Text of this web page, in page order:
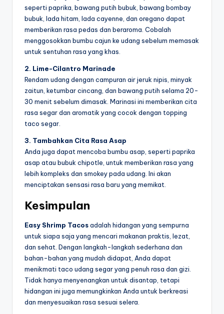
seperti paprika, bawang putih bubuk, bawang bombay
bubuk, lada hitam, lada cayenne, dan oregano dapat
memberikan rasa pedas dan beraroma. Cobalah
menggosokkan bumbu cajun ke udang sebelum memasak
untuk sentuhan rasa yang khas.
2. Lime-Cilantro Marinade
Rendam udang dengan campuran air jeruk nipis, minyak
zaitun, ketumbar cincang, dan bawang putih selama 20-
30 menit sebelum dimasak. Marinasi ini memberikan cita
rasa segar dan aromatik yang cocok dengan topping
taco segar.
3. Tambahkan Cita Rasa Asap
Anda juga dapat mencoba bumbu asap, seperti paprika
asap atau bubuk chipotle, untuk memberikan rasa yang
lebih kompleks dan smokey pada udang. Ini akan
menciptakan sensasi rasa baru yang memikat.
Kesimpulan
Easy Shrimp Tacosadalah hidangan yang sempurna
untuk siapa saja yang mencari makanan praktis, lezat,
dan sehat. Dengan langkah-langkah sederhana dan
bahan-bahan yang mudah didapat, Anda dapat
menikmati taco udang segar yang penuh rasa dan gizi.
Tidak hanya menyenangkan untuk disantap, tetapi
hidangan ini juga memungkinkan Anda untuk berkreasi
dan menyesuaikan rasa sesuai selera.